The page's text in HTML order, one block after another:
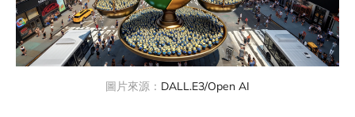
圖片來源： DALL.E3/Open AI